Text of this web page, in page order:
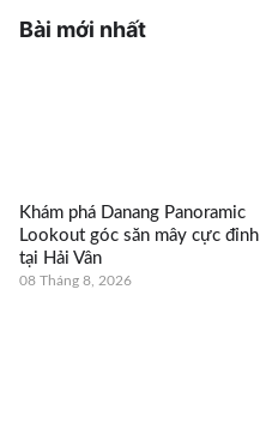
Bài mới nhất
Khám phá Danang Panoramic
Lookout góc săn mây cực đỉnh
tại Hải Vân
08 Tháng 8, 2026